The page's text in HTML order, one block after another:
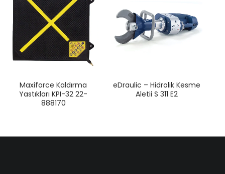
Maxiforce Kaldırma
Yastıkları KPI-32 22-
888170
eDraulic – Hidrolik Kesme
Aletii S 311 E2